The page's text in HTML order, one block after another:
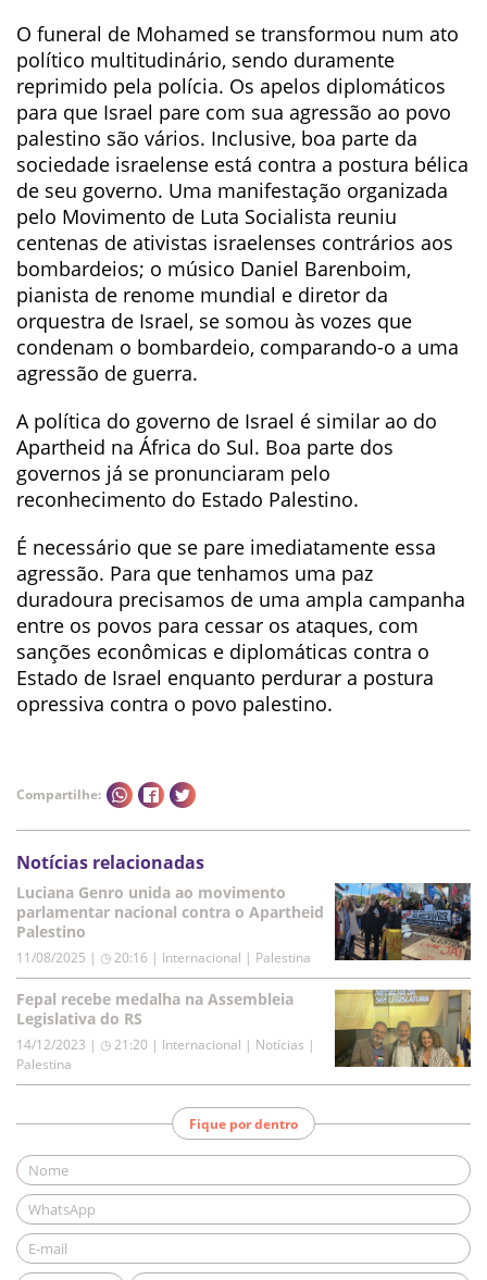
O funeral de Mohamed se transformou num ato
político multitudinário, sendo duramente
reprimido pela polícia. Os apelos diplomáticos
para que Israel pare com sua agressão ao povo
palestino são vários. Inclusive, boa parte da
sociedade israelense está contra a postura bélica
de seu governo. Uma manifestação organizada
pelo Movimento de Luta Socialista reuniu
centenas de ativistas israelenses contrários aos
bombardeios; o músico Daniel Barenboim,
pianista de renome mundial e diretor da
orquestra de Israel, se somou às vozes que
condenam o bombardeio, comparando-o a uma
agressão de guerra.
A política do governo de Israel é similar ao do
Apartheid na África do Sul. Boa parte dos
governos já se pronunciaram pelo
reconhecimento do Estado Palestino.
É necessário que se pare imediatamente essa
agressão. Para que tenhamos uma paz
duradoura precisamos de uma ampla campanha
entre os povos para cessar os ataques, com
sanções econômicas e diplomáticas contra o
Estado de Israel enquanto perdurar a postura
opressiva contra o povo palestino.
Compartilhe:
Notícias relacionadas
Luciana Genro unida ao movimento
parlamentar nacional contra o Apartheid
Palestino
11/08/2025 | ◷ 20:16 | Internacional | Palestina
Fepal recebe medalha na Assembleia
Legislativa do RS
14/12/2023 | ◷ 21:20 | Internacional | Notícias |
Palestina
Fique por dentro